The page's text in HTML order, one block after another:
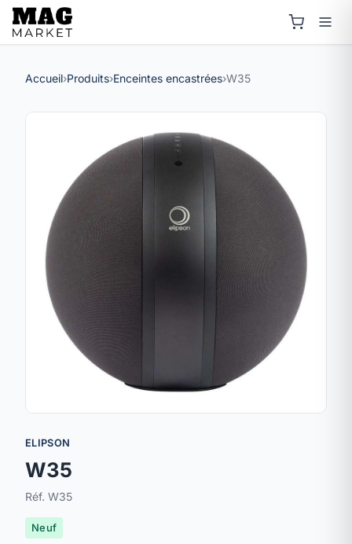
Accueil›Produits›Enceintes encastrées›W35
ELIPSON
W35
Réf. W35
Neuf